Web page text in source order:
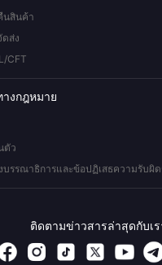
นสินค้า
ส่ง
CFT
งกฎหมาย
ตัว
บรรณาธิการและข้อปฏิเสธความรับผิ
ติดตามข่าวสารล่าสุดกับเร